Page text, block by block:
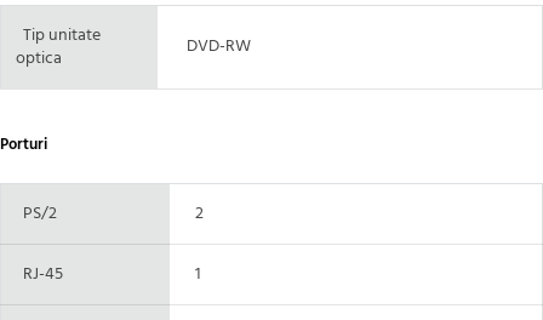
Tip unitate
optica
DVD-RW
Porturi
PS/2 2
RJ-45 1